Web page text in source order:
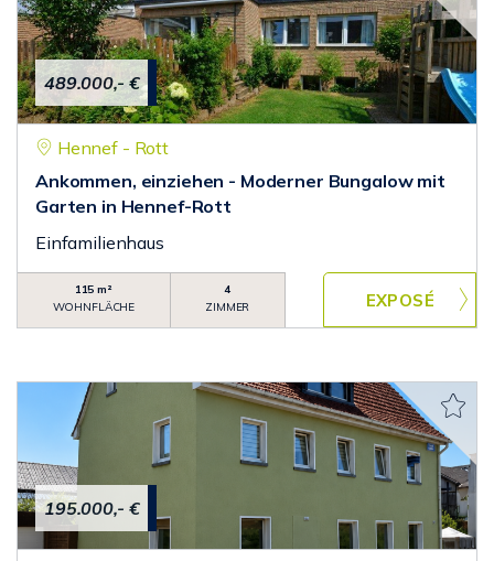
489.000,- €
Hennef - Rott
Ankommen, einziehen - Moderner Bungalow mit
Garten in Hennef-Rott
Einfamilienhaus
115 m²
WOHNFLÄCHE
4
ZIMMER
195.000,- €